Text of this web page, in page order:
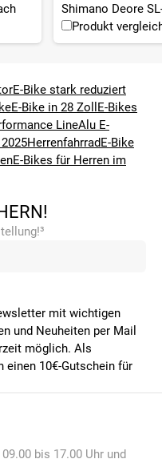
Shimano Deore
Produkt
E-Bike stark reduziert
E-Bike in 28 Zoll E-Bikes
LineAlu E-
HerrenfahrradE-Bike
E-Bikes für Herren im
mit wichtigen
und Neuheiten per Mail
möglich. Als
10€-Gutschein für
bis 17.00 Uhr und